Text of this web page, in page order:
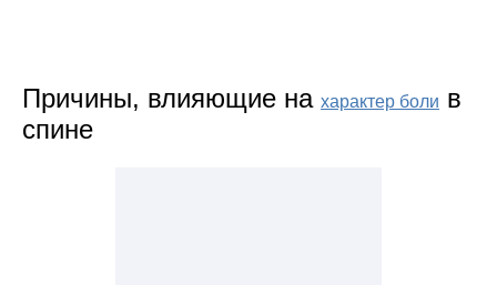
Причины, влияющие на характер боли в
спине